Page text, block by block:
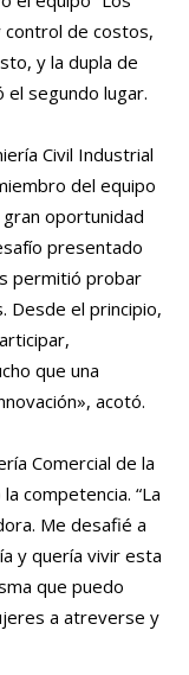
control de costos,
y la dupla de
el segundo lugar.
Civil Industrial
del equipo
oportunidad
presentado
permitió probar
Desde el principio,
que una
acotó.
Comercial de la
competencia. “La
Me desafié a
y quería vivir esta
que puedo
a atreverse y